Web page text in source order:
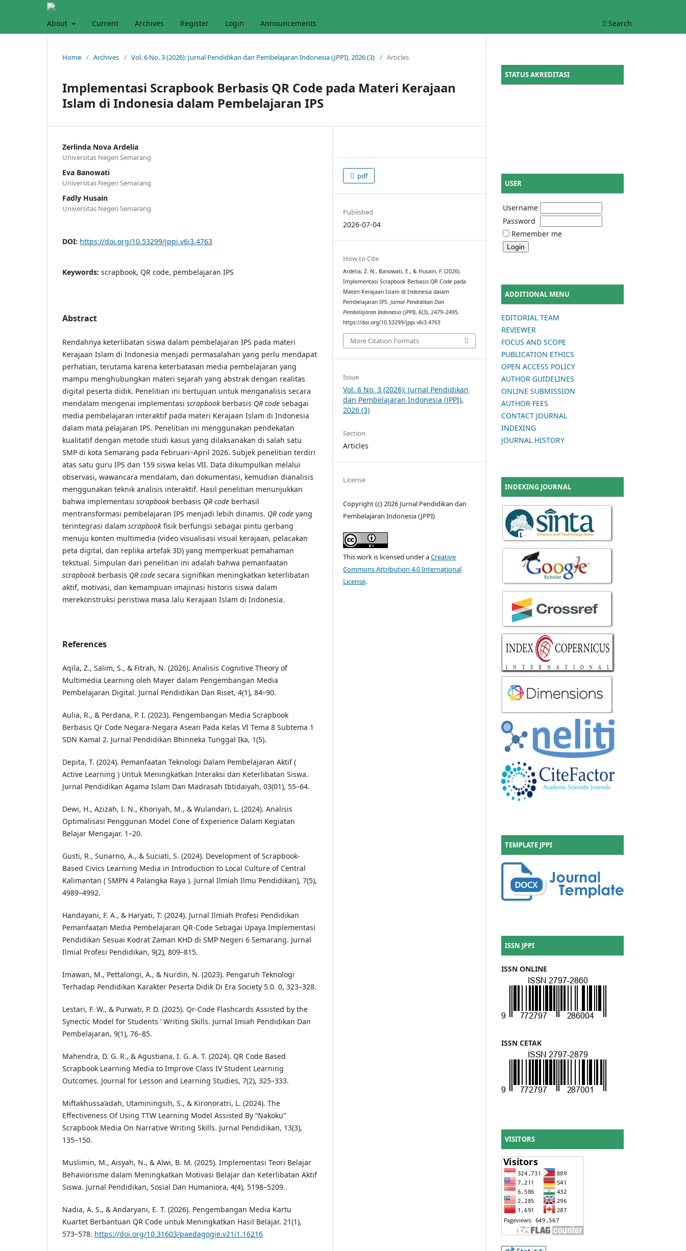
About Current Archives Register Login Announcements Search
Home / Archives / Vol. 6 No. 3 (2026): Jurnal Pendidikan dan Pembelajaran Indonesia (JPPI), 2026 (3) / Articles
Implementasi Scrapbook Berbasis QR Code pada Materi Kerajaan
Islam di Indonesia dalam Pembelajaran IPS
Zerlinda Nova Ardelia
Universitas Negeri Semarang
Eva Banowati
Universitas Negeri Semarang
Fadly Husain
Universitas Negeri Semarang
DOI: https://doi.org/10.53299/jppi.v6i3.4763
Keywords: scrapbook, QR code, pembelajaran IPS
Abstract
Rendahnya keterlibatan siswa dalam pembelajaran IPS pada materi
Kerajaan Islam di Indonesia menjadi permasalahan yang perlu mendapat
perhatian, terutama karena keterbatasan media pembelajaran yang
mampu menghubungkan materi sejarah yang abstrak dengan realitas
digital peserta didik. Penelitian ini bertujuan untuk menganalisis secara
mendalam mengenai implementasi scrapbook berbasis QR code sebagai
media pembelajaran interaktif pada materi Kerajaan Islam di Indonesia
dalam mata pelajaran IPS. Penelitian ini menggunakan pendekatan
kualitatif dengan metode studi kasus yang dilaksanakan di salah satu
SMP di kota Semarang pada Februari–April 2026. Subjek penelitian terdiri
atas satu guru IPS dan 159 siswa kelas VII. Data dikumpulkan melalui
observasi, wawancara mendalam, dan dokumentasi, kemudian dianalisis
menggunakan teknik analisis interaktif. Hasil penelitian menunjukkan
bahwa implementasi scrapbook berbasis QR code berhasil
mentransformasi pembelajaran IPS menjadi lebih dinamis. QR code yang
terintegrasi dalam scrapbook fisik berfungsi sebagai pintu gerbang
menuju konten multimedia (video visualisasi visual kerajaan, pelacakan
peta digital, dan replika artefak 3D) yang memperkuat pemahaman
tekstual. Simpulan dari penelitian ini adalah bahwa pemanfaatan
scrapbook berbasis QR code secara signifikan meningkatkan keterlibatan
aktif, motivasi, dan kemampuan imajinasi historis siswa dalam
merekonstruksi peristiwa masa lalu Kerajaan Islam di Indonesia.
References
Aqila, Z., Salim, S., & Fitrah, N. (2026). Analisis Cognitive Theory of
Multimedia Learning oleh Mayer dalam Pengembangan Media
Pembelajaran Digital. Jurnal Pendidikan Dan Riset, 4(1), 84–90.
Aulia, R., & Perdana, P. I. (2023). Pengembangan Media Scrapbook
Berbasis Qr Code Negara-Negara Asean Pada Kelas VI Tema 8 Subtema 1
SDN Kamal 2. Jurnal Pendidikan Bhinneka Tunggal Ika, 1(5).
Depita, T. (2024). Pemanfaatan Teknologi Dalam Pembelajaran Aktif (
Active Learning ) Untuk Meningkatkan Interaksi dan Keterlibatan Siswa.
Jurnal Pendidikan Agama Islam Dan Madrasah Ibtidaiyah, 03(01), 55–64.
Dewi, H., Azizah, I. N., Khoriyah, M., & Wulandari, L. (2024). Analisis
Optimalisasi Penggunan Model Cone of Experience Dalam Kegiatan
Belajar Mengajar. 1–20.
Gusti, R., Sunarno, A., & Suciati, S. (2024). Development of Scrapbook-
Based Civics Learning Media in Introduction to Local Culture of Central
Kalimantan ( SMPN 4 Palangka Raya ). Jurnal Ilmiah Ilmu Pendidikan), 7(5),
4989–4992.
Handayani, F. A., & Haryati, T. (2024). Jurnal Ilmiah Profesi Pendidikan
Pemanfaatan Media Pembelajaran QR-Code Sebagai Upaya Implementasi
Pendidikan Sesuai Kodrat Zaman KHD di SMP Negeri 6 Semarang. Jurnal
Ilmial Profesi Pendidikan, 9(2), 809–815.
Imawan, M., Pettalongi, A., & Nurdin, N. (2023). Pengaruh Teknologi
Terhadap Pendidikan Karakter Peserta Didik Di Era Society 5.0. 0, 323–328.
Lestari, F. W., & Purwati, P. D. (2025). Qr-Code Flashcards Assisted by the
Synectic Model for Students ’ Writing Skills. Jurnal Imiah Pendidikan Dan
Pembelajaran, 9(1), 76–85.
Mahendra, D. G. R., & Agustiana, I. G. A. T. (2024). QR Code Based
Scrapbook Learning Media to Improve Class IV Student Learning
Outcomes. Journal for Lesson and Learning Studies, 7(2), 325–333.
Miftakhussa’adah, Utaminingsih, S., & Kironoratri, L. (2024). The
Effectiveness Of Using TTW Learning Model Assisted By “Nakoku”
Scrapbook Media On Narrative Writing Skills. Jurnal Pendidikan, 13(3),
135–150.
Muslimin, M., Aisyah, N., & Alwi, B. M. (2025). Implementasi Teori Belajar
Behaviorisme dalam Meningkatkan Motivasi Belajar dan Keterlibatan Aktif
Siswa. Jurnal Pendidikan, Sosial Dan Humaniora, 4(4), 5198–5209.
Nadia, A. S., & Andaryani, E. T. (2026). Pengembangan Media Kartu
Kuartet Berbantuan QR Code untuk Meningkatkan Hasil Belajar. 21(1),
573–578. https://doi.org/10.31603/paedagogie.v21i1.16216
pdf
Published
2026-07-04
How to Cite
Ardelia, Z. N., Banowati, E., & Husain, F. (2026).
Implementasi Scrapbook Berbasis QR Code pada
Materi Kerajaan Islam di Indonesia dalam
Pembelajaran IPS.Jurnal Pendidikan Dan
Pembelajaran Indonesia (JPPI),6(3), 2479–2495.
https://doi.org/10.53299/jppi.v6i3.4763
More Citation Formats
Issue
Vol. 6 No. 3 (2026): Jurnal Pendidikan
dan Pembelajaran Indonesia (JPPI),
2026 (3)
Section
Articles
License
Copyright (c) 2026 Jurnal Pendidikan dan
Pembelajaran Indonesia (JPPI)
This work is licensed under aCreative
Commons Attribution 4.0 International
License.
STATUS AKREDITASI
USER
Username
Password
Remember me
ADDITIONAL MENU
EDITORIAL TEAM
REVIEWER
FOCUS AND SCOPE
PUBLICATION ETHICS
OPEN ACCESS POLICY
AUTHOR GUIDELINES
ONLINE SUBMISSION
AUTHOR FEES
CONTACT JOURNAL
INDEXING
JOURNAL HISTORY
INDEXING JOURNAL
TEMPLATE JPPI
ISSN JPPI
ISSN ONLINE
ISSN CETAK
VISITORS